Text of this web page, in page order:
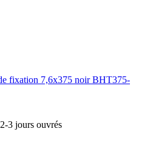
fixation 7,6x375 noir BHT375-
3 jours ouvrés